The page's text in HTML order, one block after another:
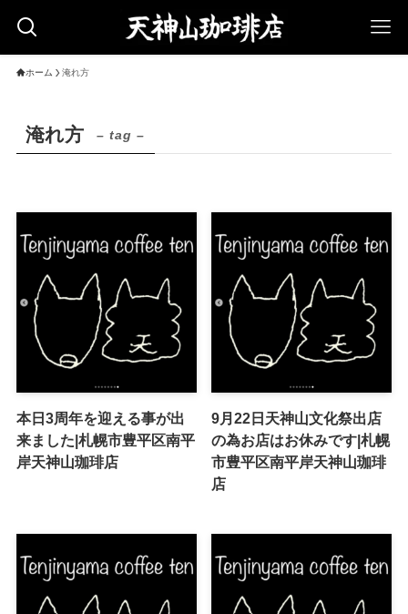
ホーム 淹れ方
淹れ方 – tag –
本日3周年を迎える事が出
来ました|札幌市豊平区南平
岸天神山珈琲店
9月22日天神山文化祭出店
の為お店はお休みです|札幌
市豊平区南平岸天神山珈琲
店